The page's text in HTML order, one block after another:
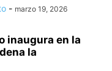
- marzo 19, 2026
inaugura en la
la